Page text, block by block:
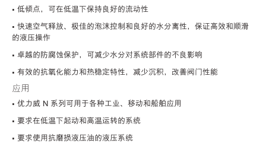
• 低倾点，可在低温下保持良好的流动性
• 快速空气释放、极佳的泡沫控制和良好的水分离性，保证高效和顺滑
的液压操作
• 卓越的防腐蚀保护，可减少水分对系统部件的不良影响
• 有效的抗氧化能力和热稳定特性，减少沉积，改善阀门性能
应用
• 优力威 N 系列可用于各种工业、移动和船舶应用
• 要求在低温下起动和高温运转的系统
• 要求使用抗磨损液压油的液压系统